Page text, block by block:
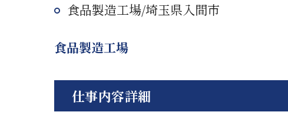
食品製造工場/埼玉県入間市
食品製造工場
仕事内容詳細